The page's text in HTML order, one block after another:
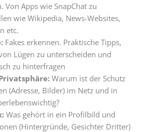
Von Apps wie SnapChat zu
wie Wikipedia, News-Websites,
etc.
Fakes erkennen. Praktische Tipps,
Lügen zu unterscheiden und
zu hinterfragen
Warum ist der Schutz
(Adresse, Bilder) im Netz und in
Was gehört in ein Profilbild und
(Hintergründe, Gesichter Dritter)